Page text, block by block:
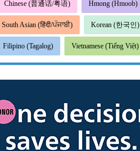
Chinese (普通话/粤语) Hmong (Hmoob)
South Asian (हिंदी/ਪੰਜਾਬੀ) Korean (한국인)
Filipino (Tagalog) Vietnamese (Tiếng Việt)